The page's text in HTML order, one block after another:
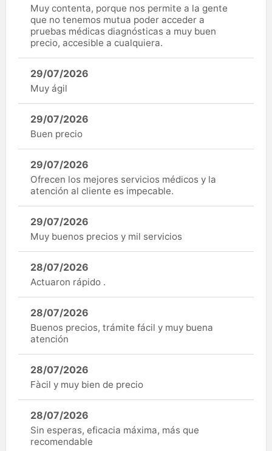
Muy contenta, porque nos permite a la gente
que no tenemos mutua poder acceder a
pruebas médicas diagnósticas a muy buen
precio, accesible a cualquiera.
29/07/2026
Muy ágil
29/07/2026
Buen precio
29/07/2026
Ofrecen los mejores servicios médicos y la
atención al cliente es impecable.
29/07/2026
Muy buenos precios y mil servicios
28/07/2026
Actuaron rápido .
28/07/2026
Buenos precios, trámite fácil y muy buena
atención
28/07/2026
Fàcil y muy bien de precio
28/07/2026
Sin esperas, eficacia máxima, más que
recomendable